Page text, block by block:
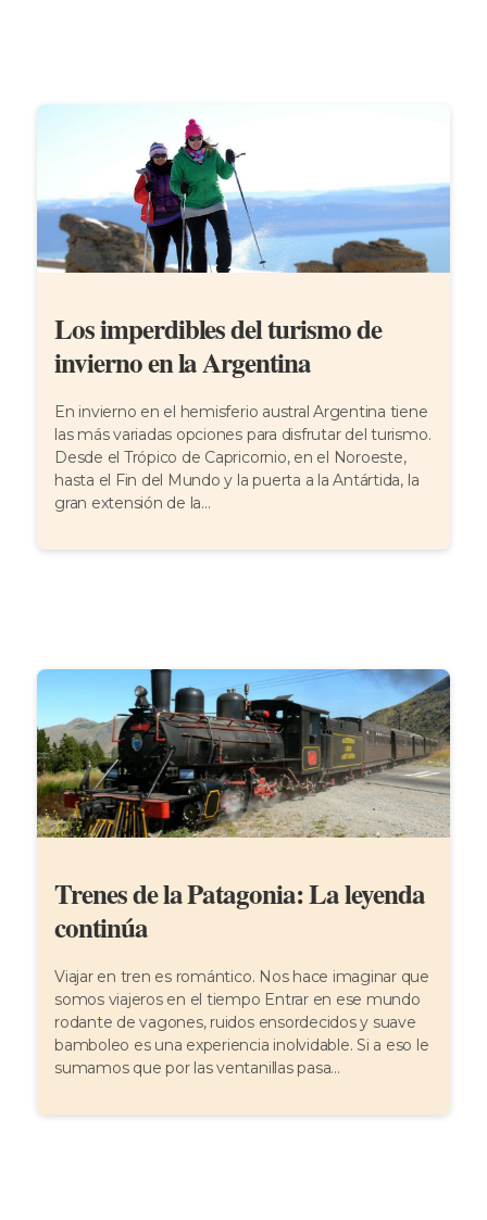
Los imperdibles del turismo de
invierno en la Argentina
En invierno en el hemisferio austral Argentina tiene
las más variadas opciones para disfrutar del turismo.
Desde el Trópico de Capricornio, en el Noroeste,
hasta el Fin del Mundo y la puerta a la Antártida, la
gran extensión de la...
Trenes de la Patagonia: La leyenda
continúa
Viajar en tren es romántico. Nos hace imaginar que
somos viajeros en el tiempo Entrar en ese mundo
rodante de vagones, ruidos ensordecidos y suave
bamboleo es una experiencia inolvidable. Si a eso le
sumamos que por las ventanillas pasa...